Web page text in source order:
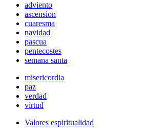
adviento
ascension
cuaresma
navidad
pascua
pentecostes
semana santa
misericordia
paz
verdad
virtud
Valores espiritualidad